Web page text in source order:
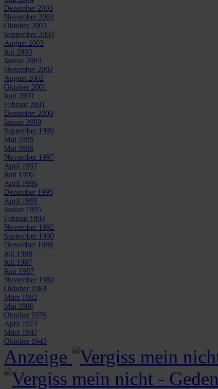
Dezember 2003
November 2003
Oktober 2003
September 2003
August 2003
Juli 2003
Januar 2003
Dezember 2002
August 2002
Oktober 2001
Juni 2001
Februar 2001
Dezember 2000
Januar 2000
September 1999
Mai 1999
Mai 1998
November 1997
April 1997
Juni 1996
April 1996
Dezember 1995
April 1995
Januar 1995
Februar 1994
November 1992
September 1990
Dezember 1988
Juli 1988
Juli 1987
Juni 1987
November 1984
Oktober 1984
März 1982
Mai 1980
Oktober 1976
April 1974
März 1947
Oktober 1943
Anzeige